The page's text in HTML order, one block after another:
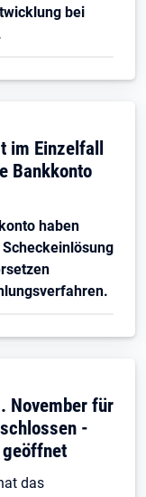
bei
im Einzelfall
Bankkonto
haben
November für
-
das